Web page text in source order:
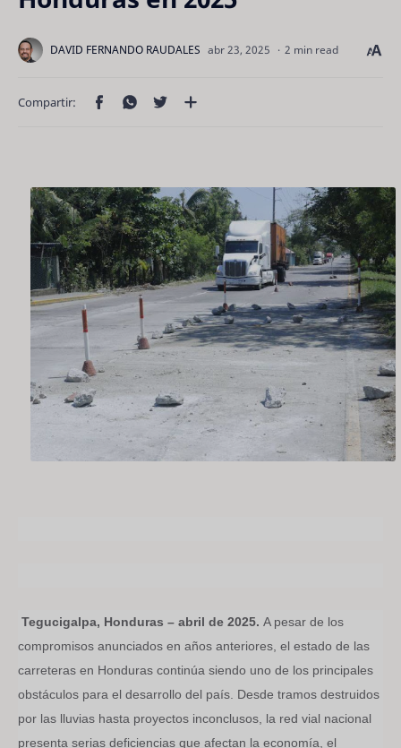
2 min read
Tegucigalpa, Honduras – abril de 2025. A pesar de los
compromisos anunciados en años anteriores, el estado de las
carreteras en Honduras continúa siendo uno de los principales
obstáculos para el desarrollo del país. Desde tramos destruidos
por las lluvias hasta proyectos inconclusos, la red vial nacional
presenta serias deficiencias que afectan la economía, el